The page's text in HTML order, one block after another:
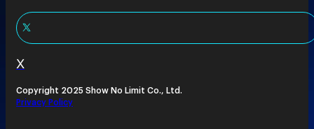
X
Copyright 2025 Show No Limit Co., Ltd.
Privacy Policy